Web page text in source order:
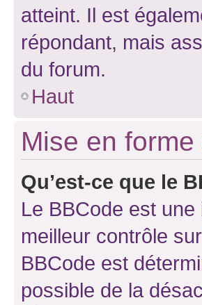
atteint. Il est
répondant, mais
du forum.
Haut
Mise en
Qu’est-ce que le
Le BBCode est
meilleur contrôle
BBCode est
possible de la